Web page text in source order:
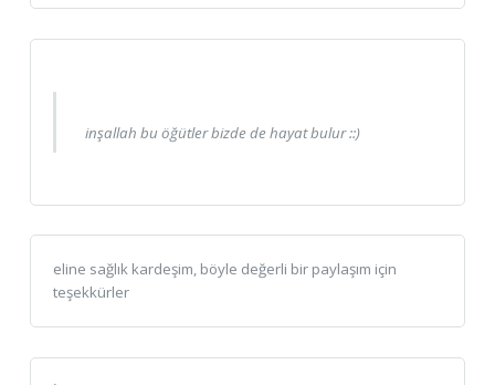
inşallah bu öğütler bizde de hayat bulur ::)
eline sağlık kardeşim, böyle değerli bir paylaşım için
teşekkürler